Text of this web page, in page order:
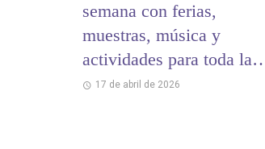
semana con ferias,
muestras, música y
actividades para toda la
familia
17 de abril de 2026